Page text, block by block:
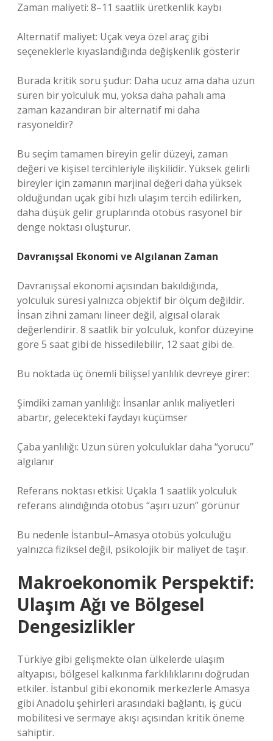
Zaman maliyeti: 8–11 saatlik üretkenlik kaybı
Alternatif maliyet: Uçak veya özel araç gibi
seçeneklerle kıyaslandığında değişkenlik gösterir
Burada kritik soru şudur: Daha ucuz ama daha uzun
süren bir yolculuk mu, yoksa daha pahalı ama
zaman kazandıran bir alternatif mi daha
rasyoneldir?
Bu seçim tamamen bireyin gelir düzeyi, zaman
değeri ve kişisel tercihleriyle ilişkilidir. Yüksek gelirli
bireyler için zamanın marjinal değeri daha yüksek
olduğundan uçak gibi hızlı ulaşım tercih edilirken,
daha düşük gelir gruplarında otobüs rasyonel bir
denge noktası oluşturur.
Davranışsal Ekonomi ve Algılanan Zaman
Davranışsal ekonomi açısından bakıldığında,
yolculuk süresi yalnızca objektif bir ölçüm değildir.
İnsan zihni zamanı lineer değil, algısal olarak
değerlendirir. 8 saatlik bir yolculuk, konfor düzeyine
göre 5 saat gibi de hissedilebilir, 12 saat gibi de.
Bu noktada üç önemli bilişsel yanlılık devreye girer:
Şimdiki zaman yanlılığı: İnsanlar anlık maliyetleri
abartır, gelecekteki faydayı küçümser
Çaba yanlılığı: Uzun süren yolculuklar daha “yorucu”
algılanır
Referans noktası etkisi: Uçakla 1 saatlik yolculuk
referans alındığında otobüs “aşırı uzun” görünür
Bu nedenle İstanbul–Amasya otobüs yolculuğu
yalnızca fiziksel değil, psikolojik bir maliyet de taşır.
Makroekonomik Perspektif:
Ulaşım Ağı ve Bölgesel
Dengesizlikler
Türkiye gibi gelişmekte olan ülkelerde ulaşım
altyapısı, bölgesel kalkınma farklılıklarını doğrudan
etkiler. İstanbul gibi ekonomik merkezlerle Amasya
gibi Anadolu şehirleri arasındaki bağlantı, iş gücü
mobilitesi ve sermaye akışı açısından kritik öneme
sahiptir.